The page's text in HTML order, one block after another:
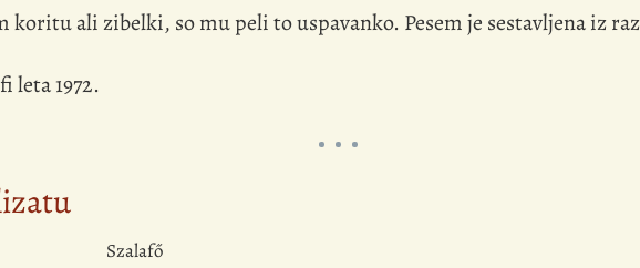
koritu ali zibelki, so mu peli to uspavanko. Pesem je sestavljena iz
leta 1972.
Szalafő